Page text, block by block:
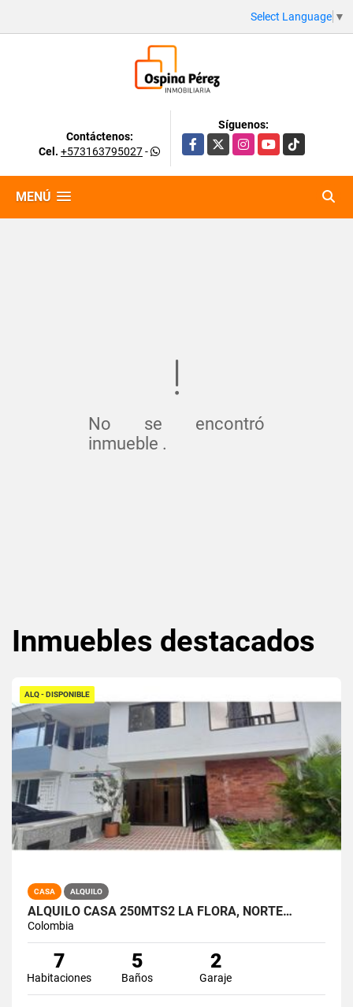
Select Language ▼
Contáctenos:
Cel. +573163795027-
Síguenos:
Facebook
X InstagramYouTubeTikTok
MENÚ
No se encontró
inmueble .
Inmuebles destacados
ALQ - DISPONIBLE
CASA ALQUILO
ALQUILO CASA 250MTS2 LA FLORA, NORTE…
Colombia
7
Habitaciones
5
Baños
2
Garaje